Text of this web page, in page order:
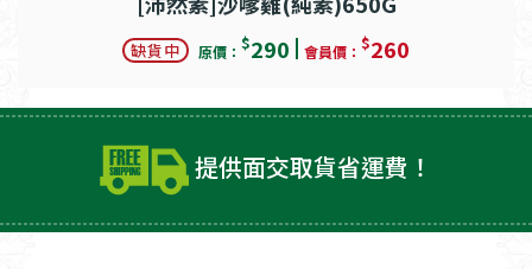
缺貨中 原價： $290 會員價： $260
提供面交取貨省運費！